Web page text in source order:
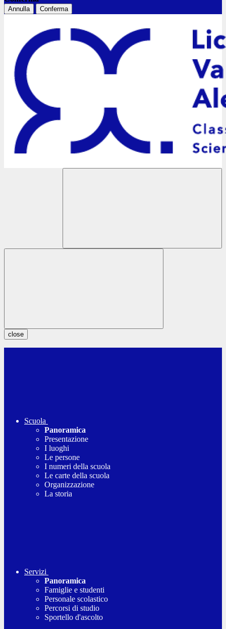
Annulla Conferma
close
Scuola
Panoramica
Presentazione
I luoghi
Le persone
I numeri della scuola
Le carte della scuola
Organizzazione
La storia
Servizi
Panoramica
Famiglie e studenti
Personale scolastico
Percorsi di studio
Sportello d'ascolto